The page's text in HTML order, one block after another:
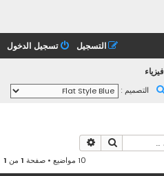
تسجيل الدخول التسجيل
فيزياء
التصميم :
بحث
10 مواضيع • صفحة 1 من 1